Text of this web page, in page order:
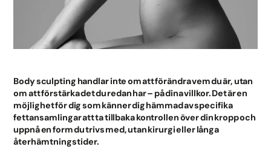
Body sculpting handlar inte om att förändra vem du är, utan
om att förstärka det du redan har – på dina villkor. Det är en
möjlighet för dig som känner dig hämmad av specifika
fettansamlingar att ta tillbaka kontrollen över din kropp och
uppnå en form du trivs med, utan kirurgi eller långa
återhämtningstider.